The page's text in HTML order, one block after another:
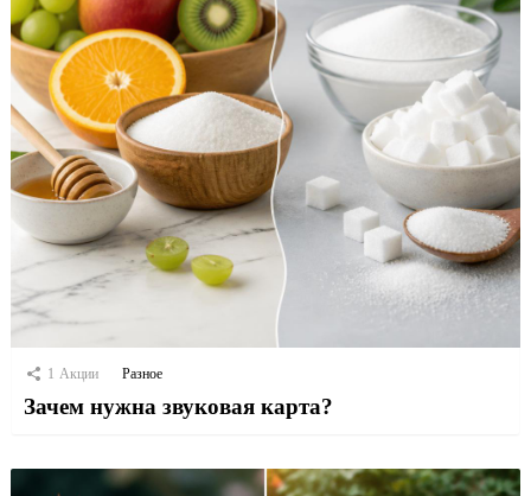
1 Акции Разное
Зачем нужна звуковая карта?